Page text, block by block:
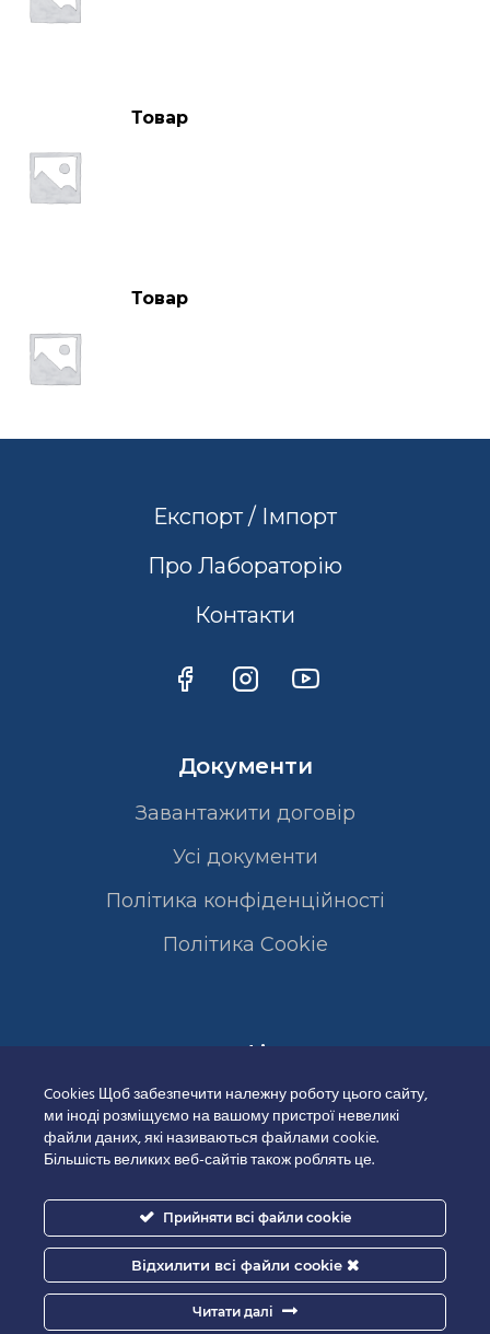
Товар
Товар
Експорт / Імпорт
Про Лабораторію
Контакти
Документи
Завантажити договір
Усі документи
Політика конфіденційності
Полiтика Cookie
Сертифікати
Cookies Щоб забезпечити належну роботу цього сайту,
ми іноді розміщуємо на вашому пристрої невеликі
файли даних, які називаються файлами cookie.
Більшість великих веб-сайтів також роблять це.
Прийняти всі файли cookie
Відхилити всі файли cookie
Читати далі